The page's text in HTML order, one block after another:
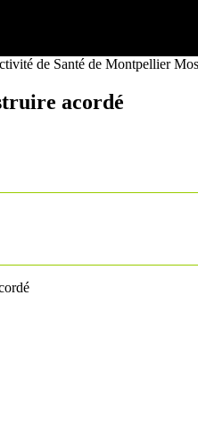
de Santé de Montpellier
acordé